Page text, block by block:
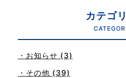
カテゴ
・お知らせ (3)
・その他 (39)